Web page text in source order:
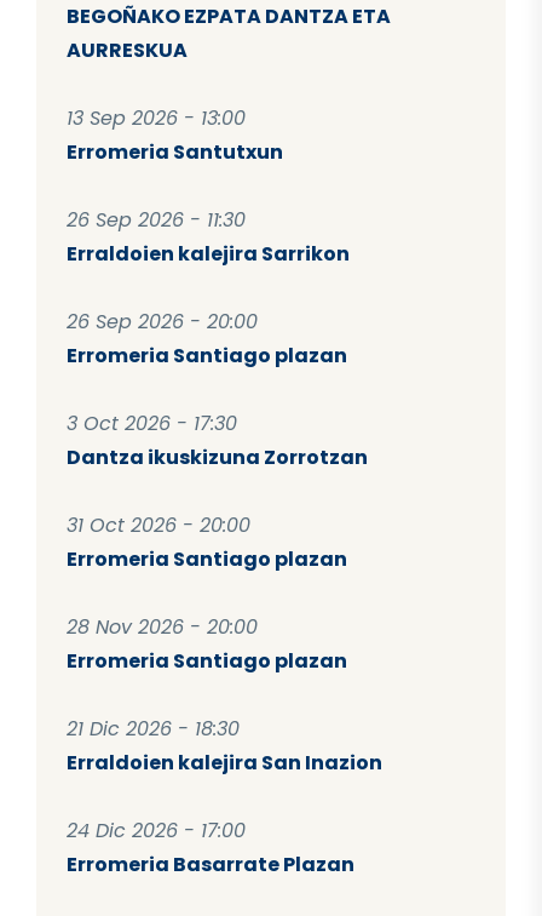
BEGOÑAKO EZPATA DANTZA ETA
AURRESKUA
13 Sep 2026 - 13:00
Erromeria Santutxun
26 Sep 2026 - 11:30
Erraldoien kalejira Sarrikon
26 Sep 2026 - 20:00
Erromeria Santiago plazan
3 Oct 2026 - 17:30
Dantza ikuskizuna Zorrotzan
31 Oct 2026 - 20:00
Erromeria Santiago plazan
28 Nov 2026 - 20:00
Erromeria Santiago plazan
21 Dic 2026 - 18:30
Erraldoien kalejira San Inazion
24 Dic 2026 - 17:00
Erromeria Basarrate Plazan